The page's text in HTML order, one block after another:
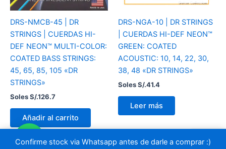
Confirme stock via Whatsapp antes de darle a comprar :)
DRS-NMCB-45 | DR
STRINGS | CUERDAS HI-
DEF NEON™ MULTI-COLOR:
COATED BASS STRINGS:
45, 65, 85, 105 «DR
STRINGS»
Soles S/.126.7
Añadir al carrito
DRS-NGA-10 | DR STRINGS
| CUERDAS HI-DEF NEON™
GREEN: COATED
ACOUSTIC: 10, 14, 22, 30,
38, 48 «DR STRINGS»
Soles S/.41.4
Leer más